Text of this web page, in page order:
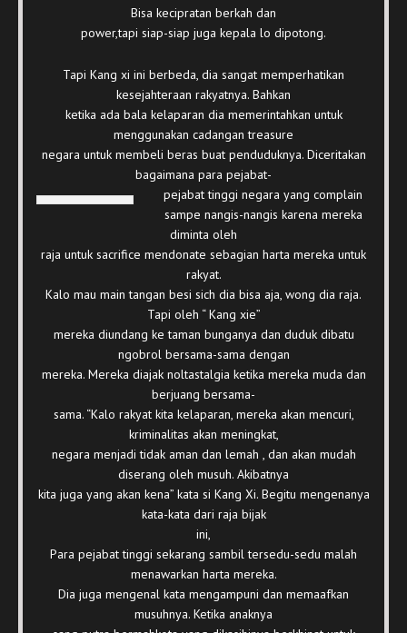
Bisa kecipratan berkah dan
power,tapi siap-siap juga kepala lo dipotong.
Tapi Kang xi ini berbeda, dia sangat memperhatikan
kesejahteraan rakyatnya. Bahkan
ketika ada bala kelaparan dia memerintahkan untuk
menggunakan cadangan treasure
negara untuk membeli beras buat penduduknya. Diceritakan
bagaimana para pejabat-
pejabat tinggi negara yang complain
sampe nangis-nangis karena mereka
diminta oleh
raja untuk sacrifice mendonate sebagian harta mereka untuk
rakyat.
Kalo mau main tangan besi sich dia bisa aja, wong dia raja.
Tapi oleh “ Kang xie”
mereka diundang ke taman bunganya dan duduk dibatu
ngobrol bersama-sama dengan
mereka. Mereka diajak noltastalgia ketika mereka muda dan
berjuang bersama-
sama. “Kalo rakyat kita kelaparan, mereka akan mencuri,
kriminalitas akan meningkat,
negara menjadi tidak aman dan lemah , dan akan mudah
diserang oleh musuh. Akibatnya
kita juga yang akan kena” kata si Kang Xi. Begitu mengenanya
kata-kata dari raja bijak
ini,
Para pejabat tinggi sekarang sambil tersedu-sedu malah
menawarkan harta mereka.
Dia juga mengenal kata mengampuni dan memaafkan
musuhnya. Ketika anaknya